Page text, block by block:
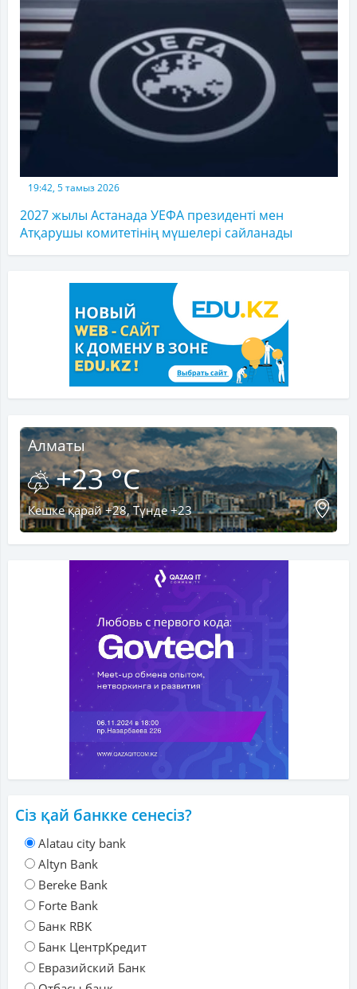
19:42, 5 тамыз 2026
2027 жылы Астанада УЕФА президенті мен
Атқарушы комитетінің мүшелері сайланады
Алматы
+23 °C
Кешке қарай +28, Түнде +23
Сіз қай банкке сенесіз?
Alatau city bank
Altyn Bank
Bereke Bank
Forte Bank
Банк RBK
Банк ЦентрКредит
Евразийский Банк